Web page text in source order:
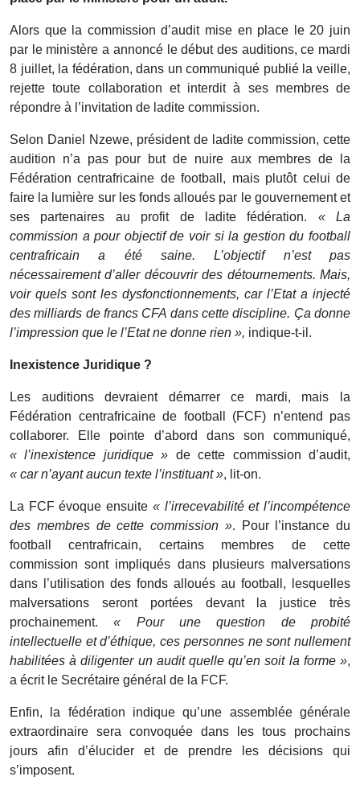
Alors que la commission d’audit mise en place le 20 juin
par le ministère a annoncé le début des auditions, ce mardi
8 juillet, la fédération, dans un communiqué publié la veille,
rejette toute collaboration et interdit à ses membres de
répondre à l’invitation de ladite commission.
Selon Daniel Nzewe, président de ladite commission, cette
audition n’a pas pour but de nuire aux membres de la
Fédération centrafricaine de football, mais plutôt celui de
faire la lumière sur les fonds alloués par le gouvernement et
ses partenaires au profit de ladite fédération. « La
commission a pour objectif de voir si la gestion du football
centrafricain a été saine. L’objectif n’est pas
nécessairement d’aller découvrir des détournements. Mais,
voir quels sont les dysfonctionnements, car l’Etat a injecté
des milliards de francs CFA dans cette discipline. Ça donne
l’impression que le l’Etat ne donne rien », indique-t-il.
Inexistence Juridique ?
Les auditions devraient démarrer ce mardi, mais la
Fédération centrafricaine de football (FCF) n’entend pas
collaborer. Elle pointe d’abord dans son communiqué,
« l’inexistence juridique » de cette commission d’audit,
« car n’ayant aucun texte l’instituant », lit-on.
La FCF évoque ensuite « l’irrecevabilité et l’incompétence
des membres de cette commission ». Pour l’instance du
football centrafricain, certains membres de cette
commission sont impliqués dans plusieurs malversations
dans l’utilisation des fonds alloués au football, lesquelles
malversations seront portées devant la justice très
prochainement.« Pour une question de probité
intellectuelle et d’éthique, ces personnes ne sont nullement
habilitées à diligenter un audit quelle qu’en soit la forme »,
a écrit le Secrétaire général de la FCF.
Enfin, la fédération indique qu’une assemblée générale
extraordinaire sera convoquée dans les tous prochains
jours afin d’élucider et de prendre les décisions qui
s’imposent.